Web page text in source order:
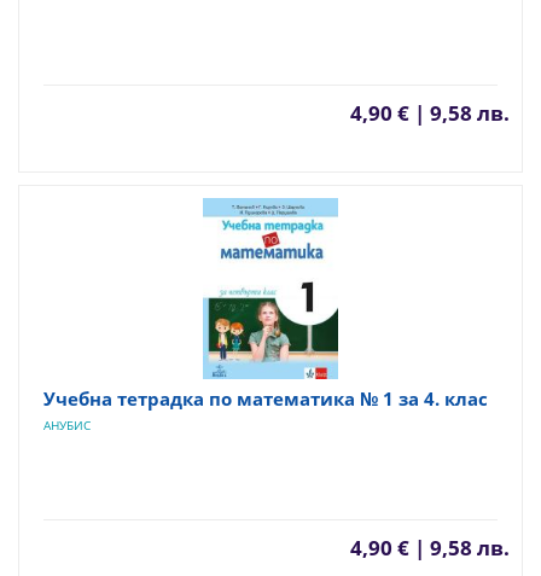
4,90 € | 9,58 лв.
Учебна тетрадка по математика № 1 за 4. клас
АНУБИС
4,90 € | 9,58 лв.